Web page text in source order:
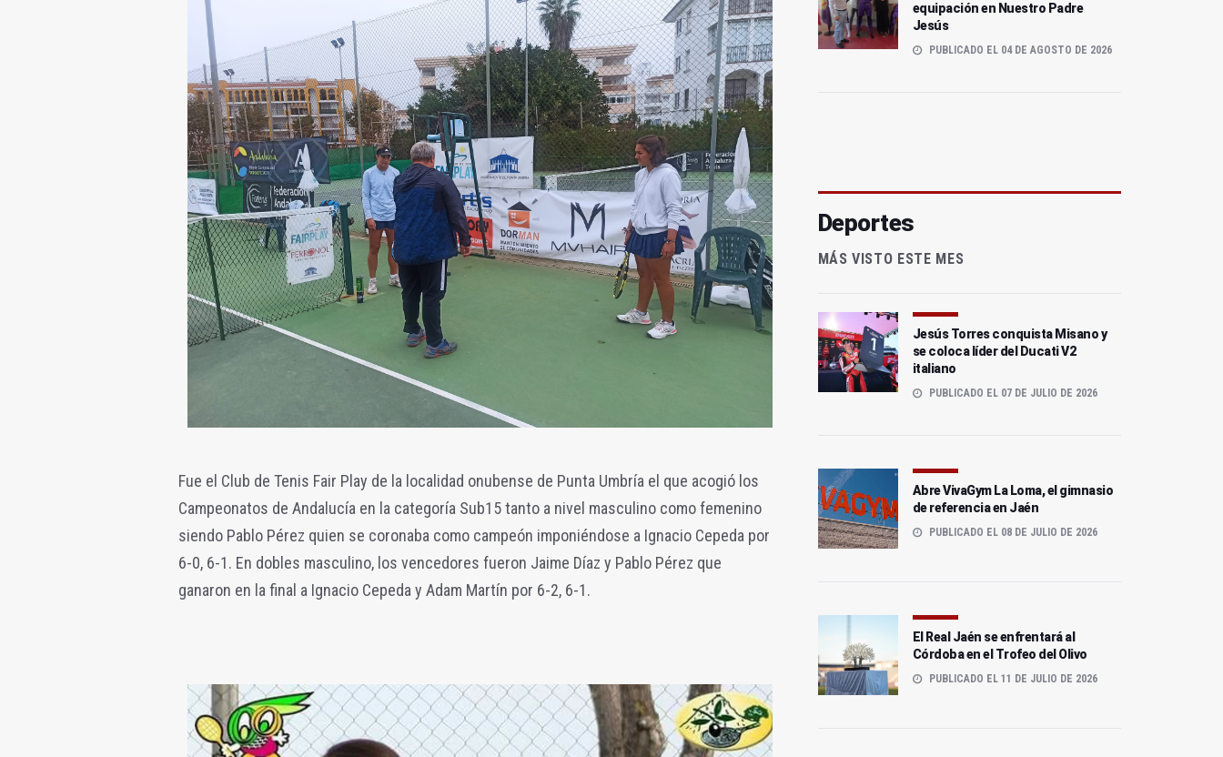
Fue el Club de Tenis Fair Play de la localidad onubense de Punta Umbría el que acogió los
Campeonatos de Andalucía en la categoría Sub15 tanto a nivel masculino como femenino
siendo Pablo Pérez quien se coronaba como campeón imponiéndose a Ignacio Cepeda por
6-0, 6-1. En dobles masculino, los vencedores fueron Jaime Díaz y Pablo Pérez que
ganaron en la final a Ignacio Cepeda y Adam Martín por 6-2, 6-1.
equipación en Nuestro Padre
Jesús
PUBLICADO EL 04 DE AGOSTO DE 2026
Deportes
MÁS VISTO ESTE MES
Jesús Torres conquista Misano y
se coloca líder del Ducati V2
italiano
PUBLICADO EL 07 DE JULIO DE 2026
Abre VivaGym La Loma, el gimnasio
de referencia en Jaén
PUBLICADO EL 08 DE JULIO DE 2026
El Real Jaén se enfrentará al
Córdoba en el Trofeo del Olivo
PUBLICADO EL 11 DE JULIO DE 2026